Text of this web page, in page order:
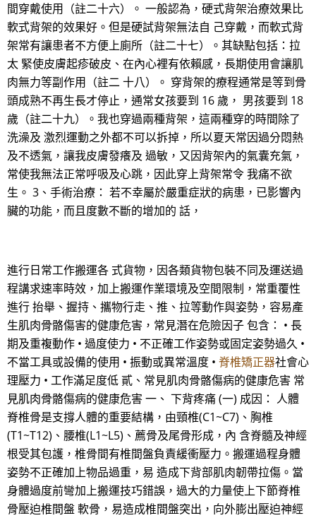
間穿戴使用（註二十六）。 一般認為，硬式背架治療效果比
軟式背架的效果好。但是硬試背架無法自 己穿戴，而軟式背
架常有讓患者不方便上廁所（註二十七）。其缺點包括：拉
太 緊使皮膚起疹破皮、在內心裡有依賴感，長期使用會讓肌
肉無力等副作用（註二 十八）。 穿背架的療程通常是等到骨
頭成熟不再生長才停止，通常女孩要到 16 歲， 男孩要到 18
歲（註二十九）。我也穿過兩種背架，這兩種穿的時間除了
洗澡及 激烈運動之外都不可以拆掉，所以夏天常因過分悶熱
及不透氣，讓我皮膚發癢及 過敏，又因背架內的氣囊充氣，
常使我無法正常呼吸及心跳，因此穿上背架常令 我痛不欲
生。 3、手術治療： 若不幸屬於嚴重症狀的病患，已影響內
臟的功能，而且度數不斷的增加的 話，
進行日常工作搬運各 式貨物，因各類貨物包裝不同及運送過
程講求速率時效，加上搬運作業環境及空間限制，常重覆性
進行 抬舉、握持、攜物行走、推、拉等動作與姿勢，容易產
生肌肉骨骼傷害的健康危害，常見潛在危險因子 包含： • 長
期及重複動作 • 過度使力 • 不正確工作姿勢或固定姿勢過久 •
不當工具或設備的使用 • 振動或異常溫度 • 脊椎矯正器社會心
理壓力 • 工作滿足度低 貳、常見肌肉骨骼傷病的健康危害 常
見肌肉骨骼傷病的健康危害 一、 下背疼痛 (一) 成因： 人體
脊椎骨是支撐人體的重要結構，由頸椎(C1~C7)、胸椎
(T1~T12)、腰椎(L1~L5)、薦骨及尾骨形成，內 含脊髓及神經
根受其包護，椎骨間有椎間盤負責緩衝壓力。搬運過程身體
姿勢不正確加上物品過重，易 造成下背部肌肉韌帶拉傷。當
身體過度前彎加上搬運技巧錯誤，過大的力量使上下節脊椎
骨壓迫椎間盤 軟骨，易造成椎間盤突出，向外膨出壓迫神經